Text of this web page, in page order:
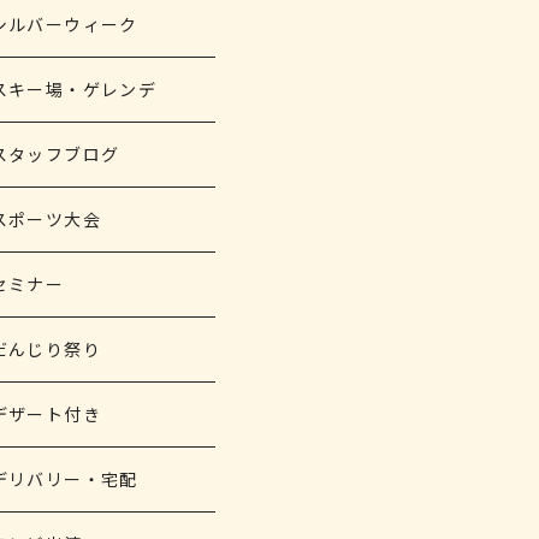
ルバーウィーク
キー場・ゲレンデ
タッフブログ
ポーツ大会
ミナー
んじり祭り
ザート付き
リバリー・宅配